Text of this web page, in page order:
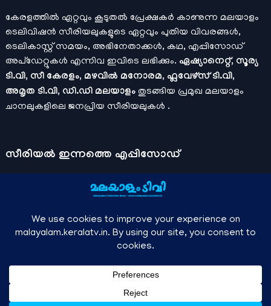
കേരളത്തിൽ ഏറ്റവും കൂടുതൽ പ്രേക്ഷകർ കാണുന്ന മലയാളം
ടെലിവിഷൻ സീരിയലുകളുടെ ഏറ്റവും പുതിയ വിവരങ്ങൾ,
ടെലികാസ്റ്റ് സമയം, അഭിനേതാക്കൾ, കഥ, എപ്പിസോഡ്
അപ്ഡേറ്റുകൾ എന്നിവ ഇവിടെ ലഭിക്കും. ഏഷ്യാനെറ്റ്, സൂര്യ
ടി.വി, സീ കേരളം, മഴവിൽ മനോരമ, ഫ്ലവേഴ്സ് ടി.വി,
അമൃത ടി.വി, ഡി.ഡി മലയാളം തുടങ്ങിയ പ്രമുഖ മലയാളം
ചാനലുകളിലെ ജനപ്രിയ സീരിയലുകൾ .
സീരിയല്‍ ഇന്നത്തെ എപ്പിസോഡ്
ചാനലുകളുടെ ഔദ്യോഗിക മൊബൈല്‍ ആപ്പുകള്‍ , ഒഫിഷ്യല്‍
യൂട്യൂബ് ചാനല്‍ ഇവ ഉപയോഗപ്പെടുത്തി കഴിഞ്ഞുപോയ
മനോരമ മാക്സ് , സണ്‍ നെക്സ്റ്റ്, സോണി ലിവ് , നെറ്റ് ഫ്ലിക്സ്
തുടങ്ങിയ ഒടിടി ആപ്പുകള്‍ വഴിയുള്ള സിനിമ ഓണ്‍ലൈന്‍
മലയാളം ടിവി - എല്ലാ മലയാളം സീരിയലുകള്‍ , ഓടിടി റിലീസുകള്‍ ,
Owned and managed by Anish KS
↑